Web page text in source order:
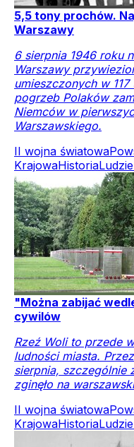
5,5 tony prochów.
Warszawy
6 sierpnia 1946 roku
Warszawy
umieszczonych w
pogrzeb Polaków
Niemców w
Warszawskiego.
II wojna światowa
KrajowaHistoriaLudzie
"Można zabijać
cywilów
Rzeź Woli to przede
ludności miasta.
sierpnia, szczególnie
zginęło na
II wojna światowa
KrajowaHistoriaLudzie